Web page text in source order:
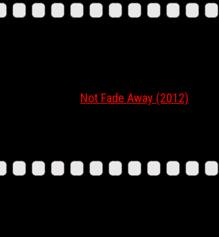
Not Fade Away (2012)